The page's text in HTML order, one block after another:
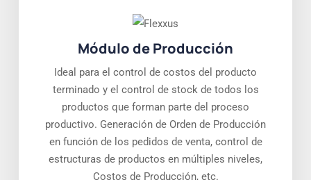
Módulo de Producción
Ideal para el control de costos del producto
terminado y el control de stock de todos los
productos que forman parte del proceso
productivo. Generación de Orden de Producción
en función de los pedidos de venta, control de
estructuras de productos en múltiples niveles,
Costos de Producción, etc.